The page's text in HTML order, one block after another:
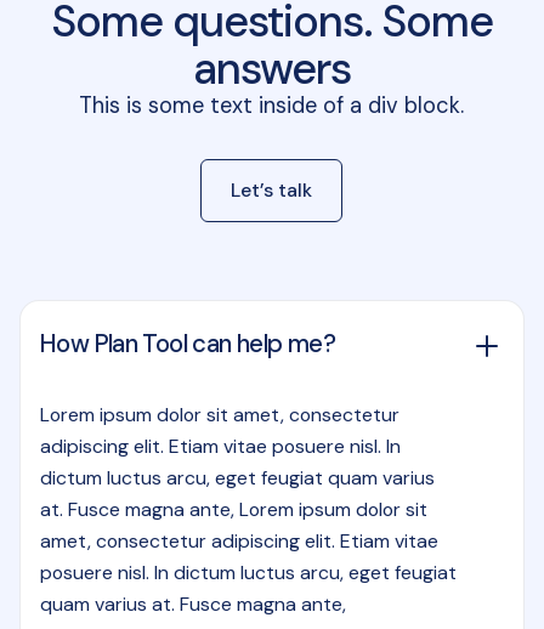
Some questions. Some
answers
This is some text inside of a div block.
Let’s talk
How Plan Tool can help me?
Lorem ipsum dolor sit amet, consectetur
adipiscing elit. Etiam vitae posuere nisl. In
dictum luctus arcu, eget feugiat quam varius
at. Fusce magna ante, Lorem ipsum dolor sit
amet, consectetur adipiscing elit. Etiam vitae
posuere nisl. In dictum luctus arcu, eget feugiat
quam varius at. Fusce magna ante,